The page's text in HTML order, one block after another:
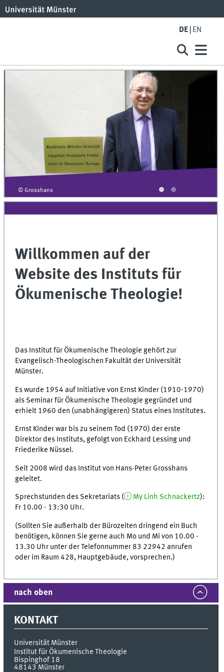
DE EN
© Grosshans
Willkommen auf der
Website des Instituts für
Ökumenische Theologie!
Das Institut für Ökumenische Theologie gehört zur
Evangelisch-Theologischen Fakultät der Universität
Münster.
Es wurde 1954 auf Initiative von Ernst Kinder (1910-1970)
als Seminar für Ökumenische Theologie gegründet und
erhielt 1960 den (unabhängigeren) Status eines Institutes.
Ernst Kinder war bis zu seinem Tod (1970) der erste
Direktor des Instituts, gefolgt von Eckhard Lessing und
Friederike Nüssel.
Seit 2008 wird das Institut von Hans-Peter Grosshans
geleitet.
Sprechstunden des Sekretariats ( My Linh Schnackertz):
Fr 10.00 - 13:30 Uhr.
(Sollten Sie außerhalb der Bürozeiten dringend ein Buch
benötigen, können Sie gerne auch Mo und Mi von 10.00 -
13.30 Uhr unter der Telefonnummer 83 22942 anrufen
oder im Raum 428, Hauptgebäude, vorsprechen.)
nach oben
KONTAKT
Universität Münster
Institut für Ökumenische Theologie
Bispinghof 18
48143 Münster